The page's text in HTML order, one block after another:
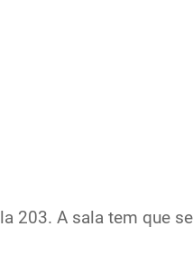
203. A sala tem que